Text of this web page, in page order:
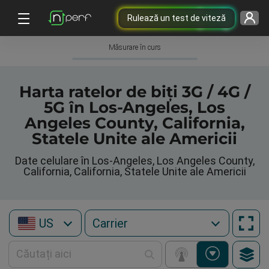
Rulează un test de viteză
Măsurare în curs
Harta ratelor de biți 3G / 4G /
5G în Los-Angeles, Los
Angeles County, California,
Statele Unite ale Americii
Date celulare în Los-Angeles, Los Angeles County,
California, California, Statele Unite ale Americii
US